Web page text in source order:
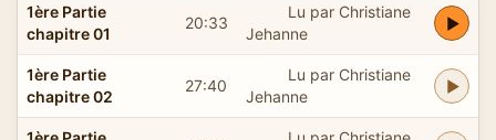
1ère Partie
chapitre 01
20:33
Lu par Christiane
Jehanne
1ère Partie
chapitre 02
27:40
Lu par Christiane
Jehanne